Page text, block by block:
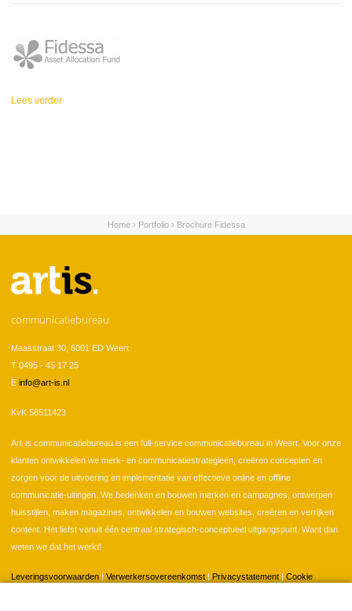
Lees verder
U bent hier
Home› Portfolio› Brochure Fidessa
communicatiebureau
Maasstraat 30, 6001 ED Weert
T 0495 - 45 17 25
E info@art-is.nl
KvK 58511423
Art-is communicatiebureau is een full-service communicatiebureau in Weert. Voor onze
klanten ontwikkelen we merk- en communicatiestrategieën, creëren concepten en
zorgen voor de uitvoering en implementatie van effectieve online en offline
communicatie-uitingen. We bedenken en bouwen merken en campagnes, ontwerpen
huisstijlen, maken magazines, ontwikkelen en bouwen websites, creëren en verrijken
content. Het liefst vanuit één centraal strategisch-conceptueel uitgangspunt. Want dan
weten we dat het werkt!
Leveringsvoorwaarden Verwerkersovereenkomst Privacystatement
Cookie